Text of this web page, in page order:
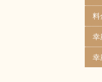
料
幸
幸